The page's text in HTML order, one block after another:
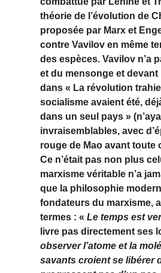
théorie de l’évolution de
proposée par Marx et
contreVavilov en même
des espèces.Vavilov n’a
et du mensonge et
dans « La révolution
socialisme avaient été,
dans un seul pays »
invraisemblables, avec
rouge de Mao avant toute
Ce n’était pas non plus
marxisme véritable n’a
que la philosophie
fondateurs du marxisme,
termes : «Le temps est
livre pas directement ses
observer l’atome et la
savants croient se libérer